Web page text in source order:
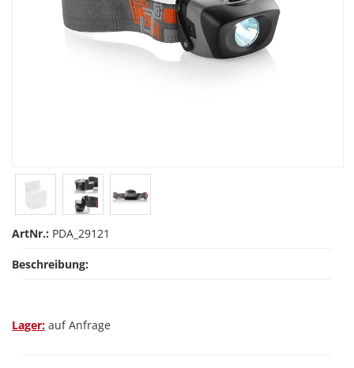
ArtNr.: PDA_29121
Beschreibung:
Lager: auf Anfrage